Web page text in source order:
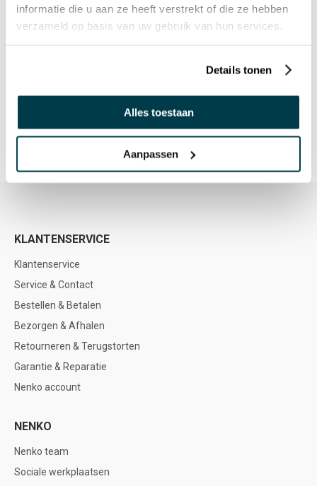
informatie die u aan ze heeft verstrekt of die ze hebben
verzameld op basis van uw gebruik van hun services.
Details tonen
Alles toestaan
Aanpassen
KLANTENSERVICE
Klantenservice
Service & Contact
Bestellen & Betalen
Bezorgen & Afhalen
Retourneren & Terugstorten
Garantie & Reparatie
Nenko account
NENKO
Nenko team
Sociale werkplaatsen